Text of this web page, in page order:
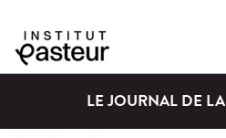
LE JOURNAL DE